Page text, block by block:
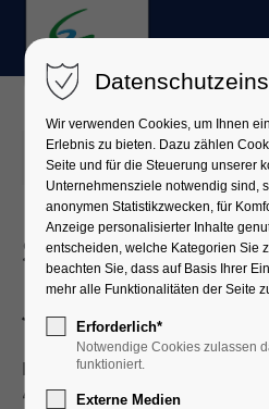
Schul-
Juli vorverlegt
Laut Mitteilung des
49. Leichtathletik-Sportfest
Wir verwenden Cookies, um Ihnen
Erlebnis zu bieten. Dazu zählen
Seite und für die Steuerung unserer
Unternehmensziele notwendig sind,
anonymen Statistikzwecken, für
Anzeige personalisierter Inhalte
entscheiden, welche Kategorien Sie
beachten Sie, dass auf Basis Ihrer
mehr alle Funktionalitäten der Seite
Erforderlich*
Notwendige Cookies zulassen
funktioniert.
Externe Medien